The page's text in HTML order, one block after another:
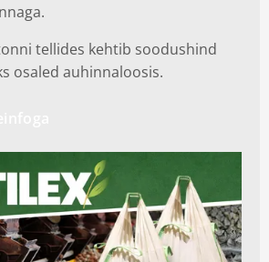
tellides kehtib soodushind
osaled auhinnaloosis.